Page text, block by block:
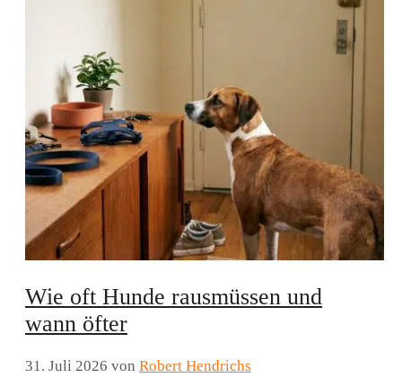
Wie oft Hunde rausmüssen und
wann öfter
31. Juli 2026 von Robert Hendrichs